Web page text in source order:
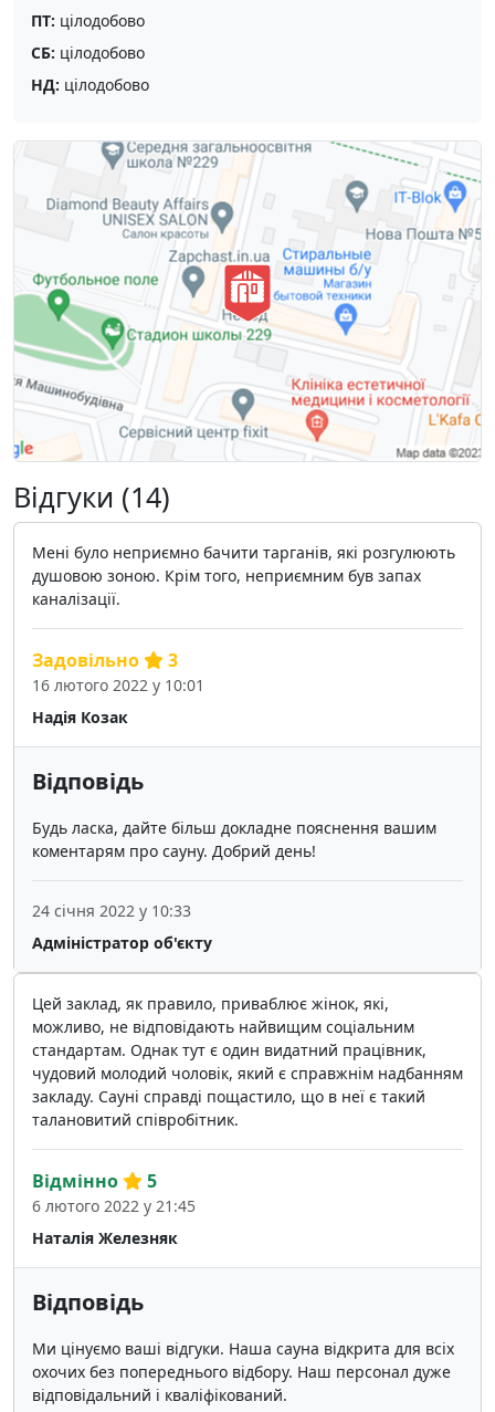
ПТ: цілодобово
СБ: цілодобово
НД: цілодобово
Відгуки (14)
Мені було неприємно бачити тарганів, які розгулюють
душовою зоною. Крім того, неприємним був запах
каналізації.
Надія Козак
Задовільно 3
16 лютого 2022 у 10:01
Відповідь
Будь ласка, дайте більш докладне пояснення вашим
коментарям про сауну. Добрий день!
Адміністратор об'єкту
24 січня 2022 у 10:33
Цей заклад, як правило, приваблює жінок, які,
можливо, не відповідають найвищим соціальним
стандартам. Однак тут є один видатний працівник,
чудовий молодий чоловік, який є справжнім надбанням
закладу. Сауні справді пощастило, що в неї є такий
талановитий співробітник.
Наталія Железняк
Відмінно 5
6 лютого 2022 у 21:45
Відповідь
Ми цінуємо ваші відгуки. Наша сауна відкрита для всіх
охочих без попереднього відбору. Наш персонал дуже
відповідальний і кваліфікований.